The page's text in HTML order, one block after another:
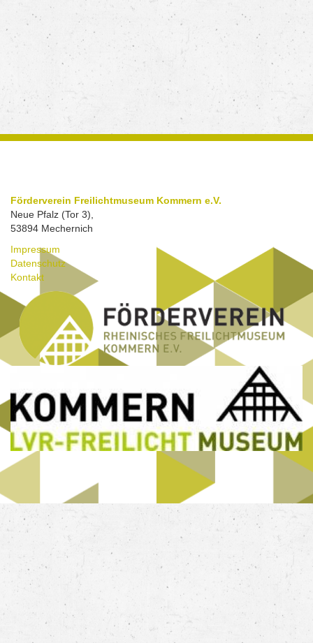
Förderverein Freilichtmuseum Kommern e.V.
Neue Pfalz (Tor 3),
53894 Mechernich
Impressum
Datenschutz
Kontakt